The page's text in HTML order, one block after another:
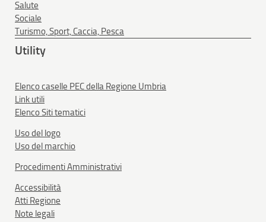
Salute
Sociale
Turismo, Sport, Caccia, Pesca
Utility
Elenco caselle PEC della Regione Umbria
Link utili
Elenco Siti tematici
Uso del logo
Uso del marchio
Procedimenti Amministrativi
Accessibilità
Atti Regione
Note legali